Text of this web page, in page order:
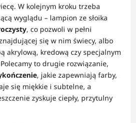
W kolejnym kroku trzeba
wyglądu – lampion ze słoika
, co pozwoli w pełni
się w nim świecy, albo
akrylową, kredową czy specjalnym
to drugie rozwiązanie,
, jakie zapewniają farby,
się miękkie i subtelne, a
zyskuje ciepły, przytulny